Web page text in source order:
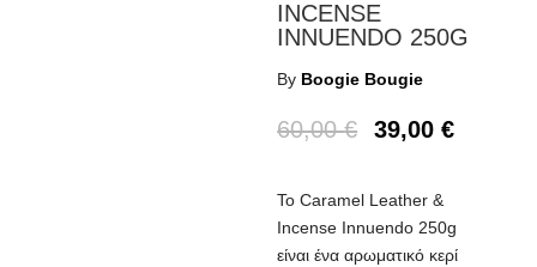
INCENSE
INNUENDO 250G
By Boogie Bougie
60,00€ 39,00€
Το Caramel Leather &
Incense Innuendo 250g
είναι ένα αρωματικό κερί